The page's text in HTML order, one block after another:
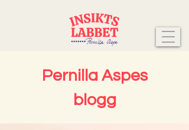
Pernilla Aspes
blogg